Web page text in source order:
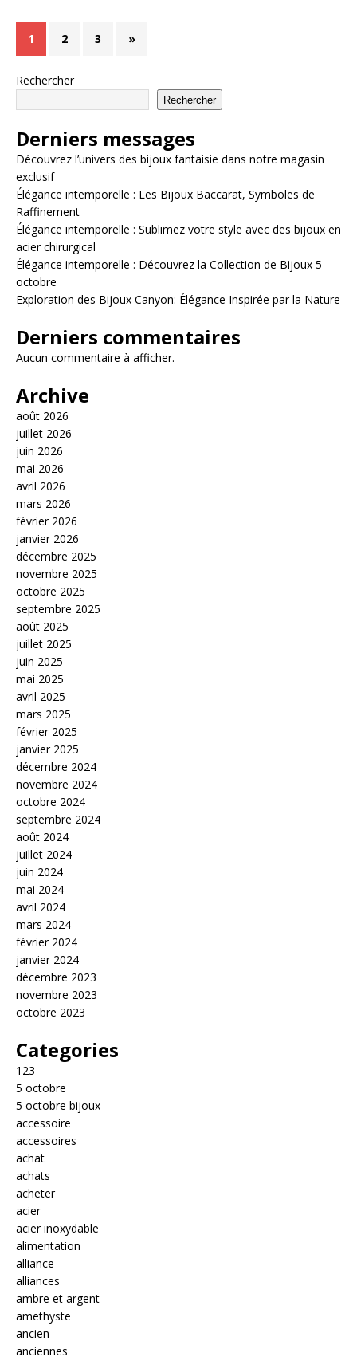
1 2 3 »
Rechercher
Rechercher
Derniers messages
Découvrez l’univers des bijoux fantaisie dans notre magasin
exclusif
Élégance intemporelle : Les Bijoux Baccarat, Symboles de
Raffinement
Élégance intemporelle : Sublimez votre style avec des bijoux en
acier chirurgical
Élégance intemporelle : Découvrez la Collection de Bijoux 5
octobre
Exploration des Bijoux Canyon: Élégance Inspirée par la Nature
Derniers commentaires
Aucun commentaire à afficher.
Archive
août 2026
juillet 2026
juin 2026
mai 2026
avril 2026
mars 2026
février 2026
janvier 2026
décembre 2025
novembre 2025
octobre 2025
septembre 2025
août 2025
juillet 2025
juin 2025
mai 2025
avril 2025
mars 2025
février 2025
janvier 2025
décembre 2024
novembre 2024
octobre 2024
septembre 2024
août 2024
juillet 2024
juin 2024
mai 2024
avril 2024
mars 2024
février 2024
janvier 2024
décembre 2023
novembre 2023
octobre 2023
Categories
123
5 octobre
5 octobre bijoux
accessoire
accessoires
achat
achats
acheter
acier
acier inoxydable
alimentation
alliance
alliances
ambre et argent
amethyste
ancien
anciennes